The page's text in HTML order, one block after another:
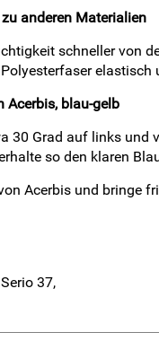
anderen Materialien
schneller von
Acerbis, blau-gelb
30 Grad auf links
so den klaren
Acerbis und bringe
37,